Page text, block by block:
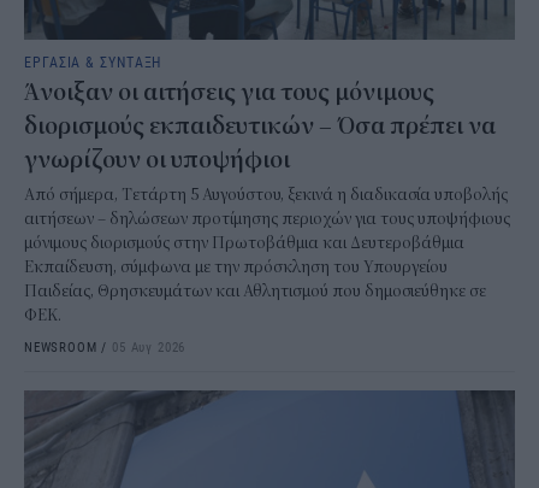
ΕΡΓΑΣΙΑ & ΣΥΝΤΑΞΗ
Άνοιξαν οι αιτήσεις για τους μόνιμους
διορισμούς εκπαιδευτικών – Όσα πρέπει να
γνωρίζουν οι υποψήφιοι
Από σήμερα, Τετάρτη 5 Αυγούστου, ξεκινά η διαδικασία υποβολής
αιτήσεων – δηλώσεων προτίμησης περιοχών για τους υποψήφιους
μόνιμους διορισμούς στην Πρωτοβάθμια και Δευτεροβάθμια
Εκπαίδευση, σύμφωνα με την πρόσκληση του Υπουργείου
Παιδείας, Θρησκευμάτων και Αθλητισμού που δημοσιεύθηκε σε
ΦΕΚ.
NEWSROOM / 05 Αυγ 2026